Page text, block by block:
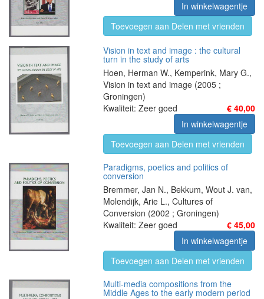
In winkelwagentje
Toevoegen aan Delen met vrienden
Vision in text and image : the cultural
turn in the study of arts
Hoen, Herman W., Kemperink, Mary G.,
Vision in text and image (2005 ;
Groningen)
€ 40,00
Kwaliteit: Zeer goed
In winkelwagentje
Toevoegen aan Delen met vrienden
Paradigms, poetics and politics of
conversion
Bremmer, Jan N., Bekkum, Wout J. van,
Molendijk, Arie L., Cultures of
Conversion (2002 ; Groningen)
€ 45,00
Kwaliteit: Zeer goed
In winkelwagentje
Toevoegen aan Delen met vrienden
Multi-media compositions from the
Middle Ages to the early modern period